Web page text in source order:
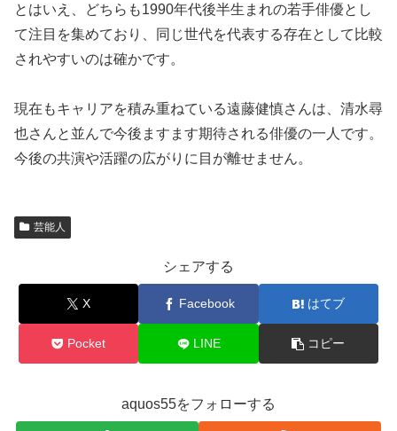
とはいえ、どちらも1990年代後半生まれの若手俳優とし
て注目を集めており、同じ世代を代表する存在として比較
されやすいのは確かです。
現在もキャリアを積み重ねている遠藤健慎さんは、清水尋
也さんと並んで今後ますます期待される俳優の一人です。
今後の共演や活躍の広がりに目が離せません。
芸能人
シェアする
X Facebook はてブ
Pocket LINE コピー
aquos55をフォローする